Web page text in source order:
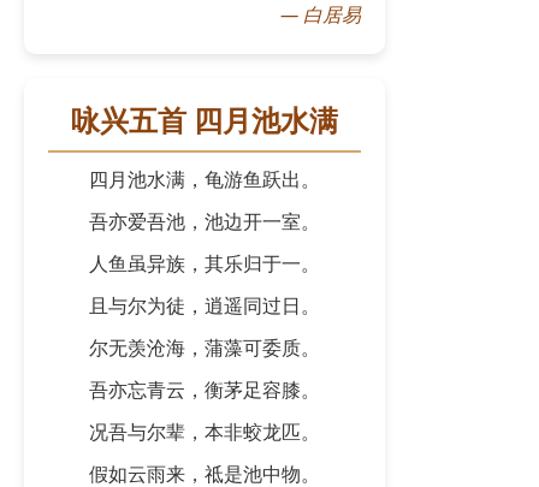
— 白居易
咏兴五首 四月池水满
四月池水满，龟游鱼跃出。
吾亦爱吾池，池边开一室。
人鱼虽异族，其乐归于一。
且与尔为徒，逍遥同过日。
尔无羡沧海，蒲藻可委质。
吾亦忘青云，衡茅足容膝。
况吾与尔辈，本非蛟龙匹。
假如云雨来，祗是池中物。